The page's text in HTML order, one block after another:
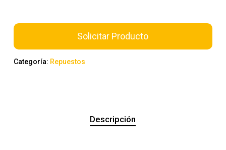
Solicitar Producto
Categoría: Repuestos
Descripción